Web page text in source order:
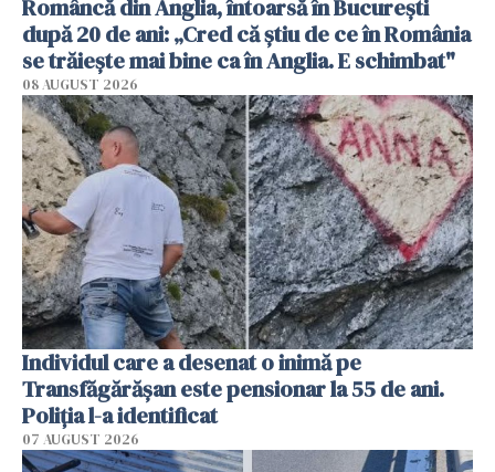
Româncă din Anglia, întoarsă în București
după 20 de ani: „Cred că știu de ce în România
se trăiește mai bine ca în Anglia. E schimbat"
08 AUGUST 2026
Individul care a desenat o inimă pe
Transfăgărășan este pensionar la 55 de ani.
Poliția l-a identificat
07 AUGUST 2026